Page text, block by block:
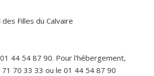
Filles du Calvaire
01 44 54 87 90. Pour l'hébergement,
70 33 33 ou le 01 44 54 87 90